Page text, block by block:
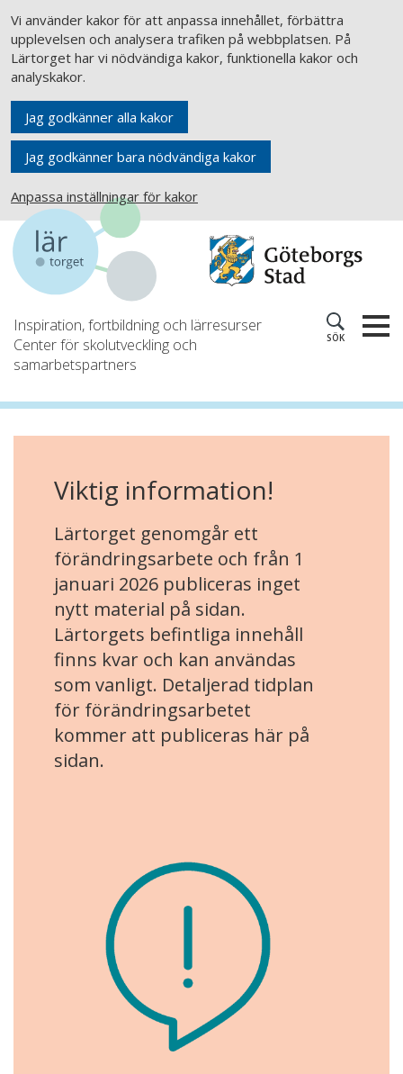
Vi använder kakor för att anpassa innehållet, förbättra
upplevelsen och analysera trafiken på webbplatsen. På
Lärtorget har vi nödvändiga kakor, funktionella kakor och
analyskakor.
Jag godkänner alla kakor
Jag godkänner bara nödvändiga kakor
Anpassa inställningar för kakor
Inspiration, fortbildning och lärresurser
Center för skolutveckling och
samarbetspartners
SÖK
Viktig information!
Lärtorget genomgår ett
förändringsarbete och från 1
januari 2026 publiceras inget
nytt material på sidan.
Lärtorgets befintliga innehåll
finns kvar och kan användas
som vanligt. Detaljerad tidplan
för förändringsarbetet
kommer att publiceras här på
sidan.